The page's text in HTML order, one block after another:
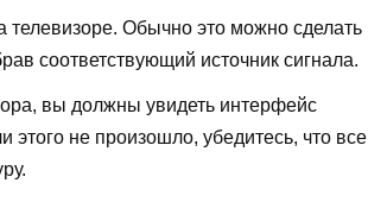
телевизоре. Обычно это можно сделать
соответствующий источник сигнала.
вы должны увидеть интерфейс
этого не произошло, убедитесь, что все